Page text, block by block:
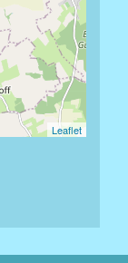
Leaflet